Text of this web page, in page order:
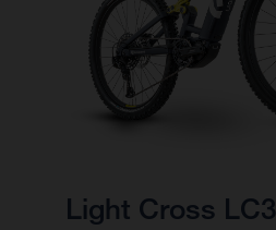
Light Cross LC3